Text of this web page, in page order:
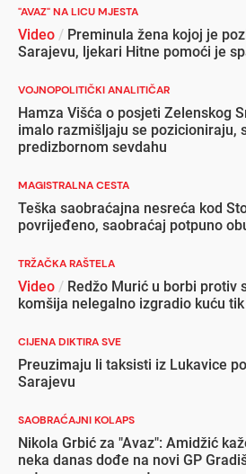
"AVAZ" NA LICU MJESTA
Video / Preminula žena kojoj je
Sarajevu, ljekari Hitne pomoći je
VOJNOPOLITIČKI ANALITIČAR
Hamza Višća o posjeti Zelenskog
imalo razmišljaju se pozicioniraju,
predizbornom sevdahu
MAGISTRALNA CESTA
Teška saobraćajna nesreća kod
povrijeđeno, saobraćaj potpuno
TRŽAČKA RAŠTELA
Video / Redžo Murić u borbi protiv
komšija nelegalno izgradio kuću
CIJENA DIKTIRA SVE
Preuzimaju li taksisti iz Lukavice
Sarajevu
SAOBRAĆAJNI KOLAPS
Nikola Grbić za "Avaz": Amidžić
neka danas dođe na novi GP